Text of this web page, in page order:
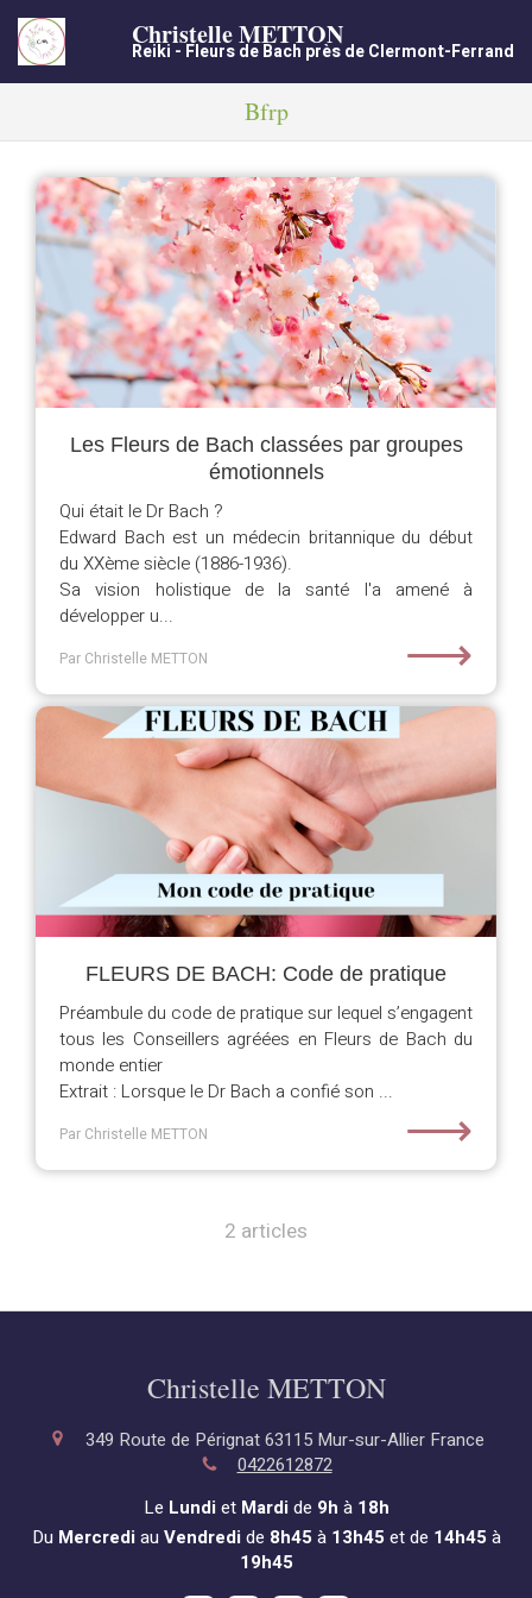
Christelle METTON
Reiki - Fleurs de Bach près de Clermont-Ferrand
Bfrp
Les Fleurs de Bach classées par groupes
émotionnels
Qui était le Dr Bach ?
Edward Bach est un médecin britannique du début
du XXème siècle (1886-1936).
Sa vision holistique de la santé l'a amené à
développer u...
Par Christelle METTON ⟶
FLEURS DE BACH: Code de pratique
Préambule du code de pratique sur lequel s’engagent
tous les Conseillers agréées en Fleurs de Bach du
monde entier
Extrait : Lorsque le Dr Bach a confié son ...
Par Christelle METTON ⟶
2 articles
Christelle METTON
349 Route de Pérignat 63115 Mur-sur-Allier France
0422612872
Le Lundiet Mardide 9h à 18h
Du Mercrediau Vendredide 8h45 à 13h45 et de 14h45 à
19h45